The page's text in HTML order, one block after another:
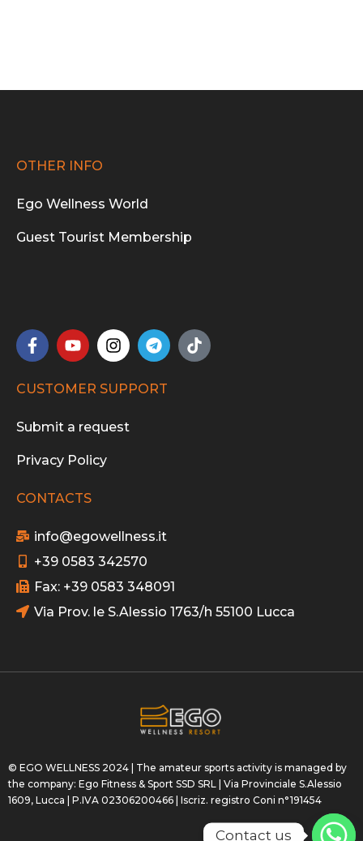
OTHER INFO
Ego Wellness World
Guest Tourist Membership
CUSTOMER SUPPORT
Submit a request
Privacy Policy
CONTACTS
info@egowellness.it
+39 0583 342570
Fax: +39 0583 348091
Via Prov. le S.Alessio 1763/h 55100 Lucca
© EGO WELLNESS 2024 | The amateur sports activity is managed by
the company: Ego Fitness & Sport SSD SRL | Via Provinciale S.Alessio
1609, Lucca | P.IVA 02306200466 | Iscriz. registro Coni n°191454
Contact us